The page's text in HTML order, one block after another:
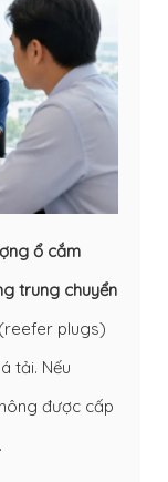
ổ cắm
trung chuyển
plugs)
tải. Nếu
được cấp